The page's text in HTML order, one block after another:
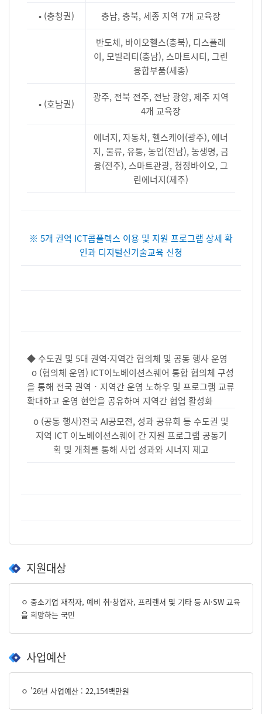
• (충청권) 충남, 충북, 세종 지역 7개 교육장
반도체, 바이오헬스(충북), 디스플레
이, 모빌리티(충남), 스마트시티, 그린
융합부품(세종)
• (호남권)
광주, 전북 전주, 전남 광양, 제주 지역
4개 교육장
에너지, 자동차, 헬스케어(광주), 에너
지, 물류, 유통, 농업(전남), 농생명, 금
융(전주), 스마트관광, 청정바이오, 그
린에너지(제주)
※ 5개 권역 ICT콤플렉스 이용 및 지원 프로그램 상세 확
인과 디지털신기술교육 신청
◆ 수도권 및 5대 권역·지역간 협의체 및 공동 행사 운영
o (협의체 운영) ICT이노베이션스퀘어 통합 협의체 구성
을 통해 전국 권역‧지역간 운영 노하우 및 프로그램 교류
확대하고 운영 현안을 공유하여 지역간 협업 활성화
o (공동 행사)전국 AI공모전, 성과 공유회 등 수도권 및
지역 ICT 이노베이션스퀘어 간 지원 프로그램 공동기
획 및 개최를 통해 사업 성과와 시너지 제고
지원대상
ㅇ 중소기업 재직자, 예비 취·창업자, 프리랜서 및 기타 등 AI·SW 교육
을 희망하는 국민
사업예산
ㅇ '26년 사업예산 : 22,154백만원